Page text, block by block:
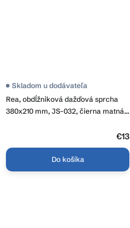
Rea, obdĺžniková dažďová sprcha
380x210 mm, JS-032, čierna matná,
Skladom u dodávateľa
€13
Do košíka